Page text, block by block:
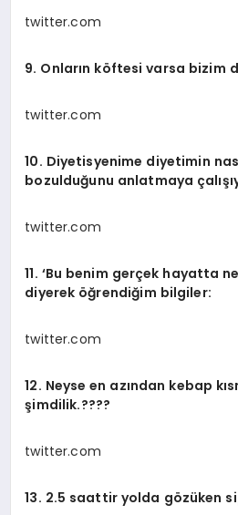
twitter.com
9. Onların köftesi varsa bizim
twitter.com
10. Diyetisyenime diyetimin
bozulduğunu anlatmaya
twitter.com
11. ‘Bu benim gerçek hayatta
diyerek öğrendiğim bilgiler:
twitter.com
12. Neyse en azından kebap
şimdilik.????
twitter.com
13. 2.5 saattir yolda gözüken